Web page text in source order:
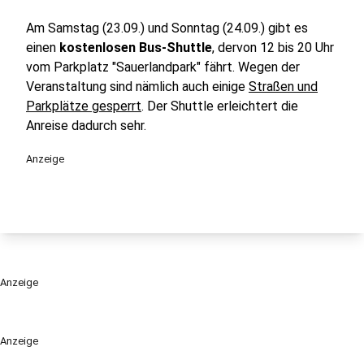
Anzeige
Am Samstag (23.09.) und Sonntag (24.09.) gibt es
einen kostenlosen Bus-Shuttle, dervon 12 bis 20 Uhr
vom Parkplatz "Sauerlandpark" fährt. Wegen der
Veranstaltung sind nämlich auch einige Straßen und
Parkplätze gesperrt. Der Shuttle erleichtert die
Anreise dadurch sehr.
Anzeige
Anzeige